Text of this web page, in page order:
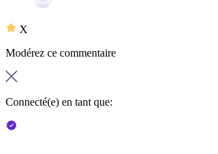
X
Modérez ce commentaire
Connecté(e) en tant que: